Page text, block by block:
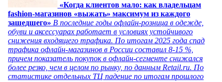
«Когда клиентов мало: как владельцам
fashion-магазинов «выжать» максимум из каждого
зашедшего» В последние годы офлайн-розница в одежде,
обуви и аксессуарах работает в условиях устойчивого
снижения входящего трафика. По итогам 2025 года спад
трафика офлайн-магазинов в России составил 8-15 %,
причем показатель покупок в офлайн-сегменте снижался
более резко, чем в целом по рынку, по данным Retail.ru. По
статистике отдельных ТЦ падение по итогам прошлого